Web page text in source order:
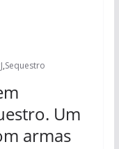
,Sequestro
Um
armas